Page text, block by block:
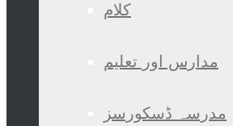
کلام
مدارس اور تعلیم
مدرسہ ڈسکورسز